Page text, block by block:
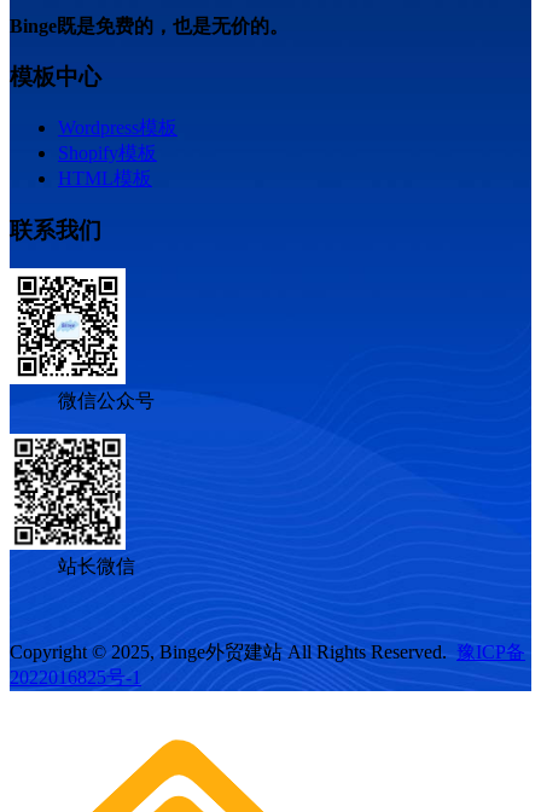
Binge既是免费的，也是无价的。
模板中心
Wordpress模板
Shopify模板
HTML模板
联系我们
微信公众号
站长微信
Copyright © 2025, Binge外贸建站 All Rights Reserved. 豫ICP备
2022016825号-1